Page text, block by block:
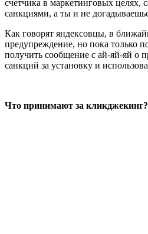
счетчика в маркетинговых целях,
санкциями, а ты и не
Как говорят яндексовцы, в
предупреждение, но пока только
получить сообщение с ай-яй-яй о
санкций за установку и
Что принимают за кликджекинг?